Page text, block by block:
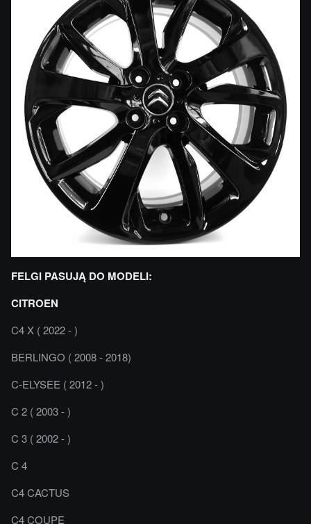
FELGI PASUJĄ DO MODELI:
CITROEN
C4 X ( 2022 - )
BERLINGO ( 2008 - 2018)
C-ELYSEE ( 2012 - )
C 2 ( 2003 - )
C 3 ( 2002 - )
C 4
C4 CACTUS
C4 COUPE